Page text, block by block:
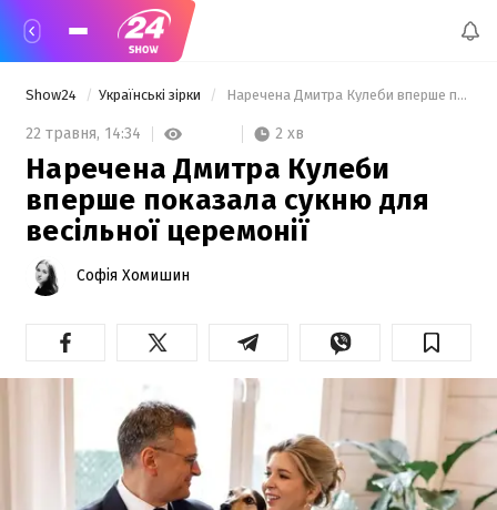
Show24 Українські зірки Наречена Дмитра Кулеби вперше показала сукню для весільної церемонії
22 травня, 14:34 2 хв
Наречена Дмитра Кулеби
вперше показала сукню для
весільної церемонії
Софія Хомишин